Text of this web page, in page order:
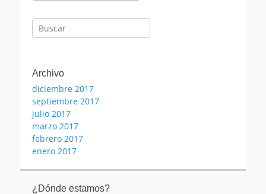
Buscar:
Archivo
diciembre 2017
septiembre 2017
julio 2017
marzo 2017
febrero 2017
enero 2017
¿Dónde estamos?